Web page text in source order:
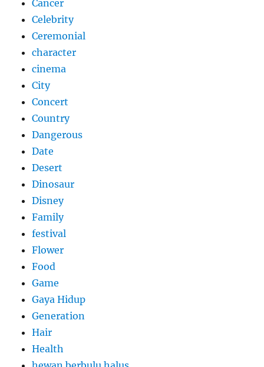
Cancer
Celebrity
Ceremonial
character
cinema
City
Concert
Country
Dangerous
Date
Desert
Dinosaur
Disney
Family
festival
Flower
Food
Game
Gaya Hidup
Generation
Hair
Health